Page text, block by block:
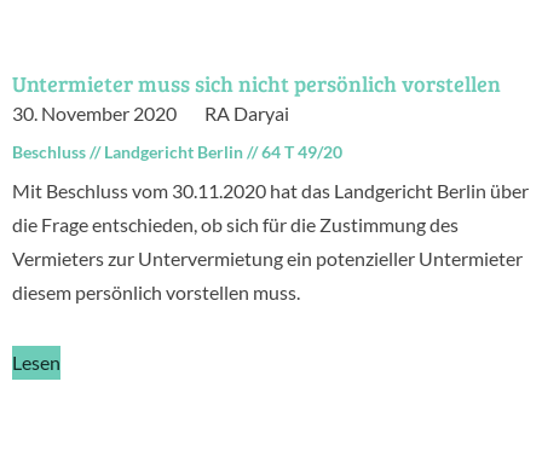
Untermieter muss sich nicht persönlich vorstellen
30. November 2020 RA Daryai
Beschluss//Landgericht Berlin//64 T 49/20
Mit Beschluss vom 30.11.2020 hat das Landgericht Berlin über
die Frage entschieden, ob sich für die Zustimmung des
Vermieters zur Untervermietung ein potenzieller Untermieter
diesem persönlich vorstellen muss.
Lesen